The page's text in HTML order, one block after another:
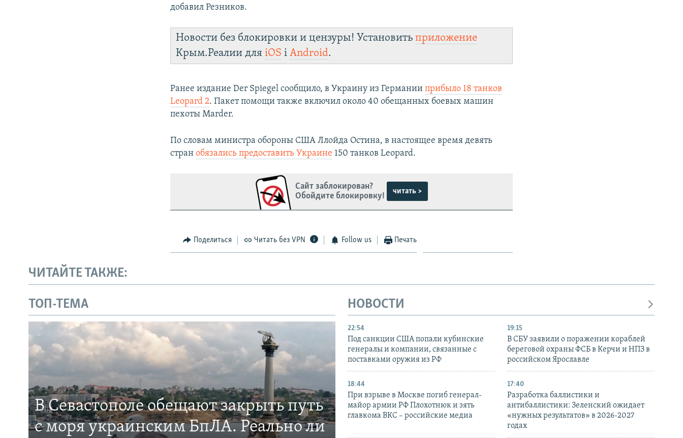
добавил Резников.
Новости без блокировки и цензуры! Установитьприложение
Крым.Реалии дляiOS іAndroid.
Ранее издание Der Spiegel сообщило, в Украину из Германииприбыло 18 танков
Leopard 2. Пакет помощи также включил около 40 обещанных боевых машин
пехоты Marder.
По словам министра обороны США Ллойда Остина, в настоящее время девять
странобязались предоставить Украине 150 танков Leopard.
Сайт заблокирован?
Обойдите блокировку!
читать >
Поделиться Читать без VPN Follow us Печать
ЧИТАЙТЕ ТАКЖЕ:
ТОП-ТЕМА
В Севастополе обещают закрыть путь
с моря украинским БпЛА. Реально ли
НОВОСТИ
22:54
Под санкции США попали кубинские
генералы и компании, связанные с
поставками оружия из РФ
19:15
В СБУ заявили о поражении кораблей
береговой охраны ФСБ в Керчи и НПЗ в
российском Ярославле
18:44
При взрыве в Москве погиб генерал-
майор армии РФ Плохотнюк и зять
главкома ВКС – российские медиа
17:40
Разработка баллистики и
антибаллистики: Зеленский ожидает
«нужных результатов» в 2026-2027
годах